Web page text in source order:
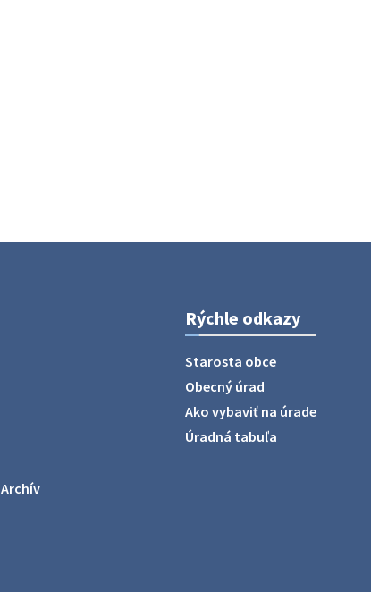
Archív
Rýchle odkazy
Starosta obce
Obecný úrad
Ako vybaviť na úrade
Úradná tabuľa